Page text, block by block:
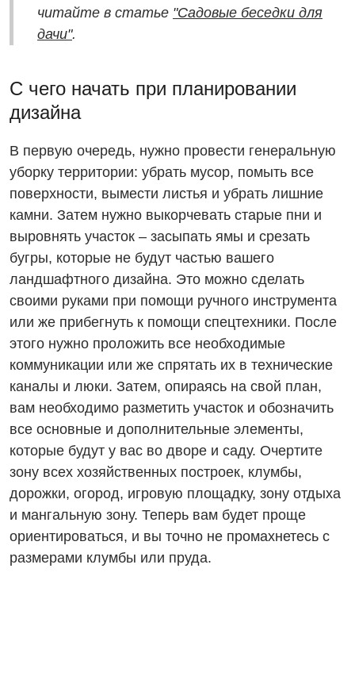
читайте в статье "Садовые беседки для
дачи".
С чего начать при планировании
дизайна
В первую очередь, нужно провести генеральную
уборку территории: убрать мусор, помыть все
поверхности, вымести листья и убрать лишние
камни. Затем нужно выкорчевать старые пни и
выровнять участок – засыпать ямы и срезать
бугры, которые не будут частью вашего
ландшафтного дизайна. Это можно сделать
своими руками при помощи ручного инструмента
или же прибегнуть к помощи спецтехники. После
этого нужно проложить все необходимые
коммуникации или же спрятать их в технические
каналы и люки. Затем, опираясь на свой план,
вам необходимо разметить участок и обозначить
все основные и дополнительные элементы,
которые будут у вас во дворе и саду. Очертите
зону всех хозяйственных построек, клумбы,
дорожки, огород, игровую площадку, зону отдыха
и мангальную зону. Теперь вам будет проще
ориентироваться, и вы точно не промахнетесь с
размерами клумбы или пруда.